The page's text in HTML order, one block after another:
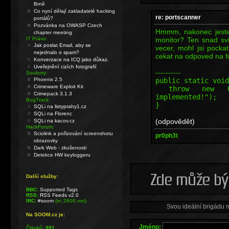
re: portscanner
Hmmm, nakonec
monitor? Ten snad
vecer, mohl jsi
cekat na odpoved na
----------
public static
throw new
implemented!");
}
(odpovědět)
pr0ph3t
Svou ideální brigádu
Jméno:
Brně
Co nyní dělají zakladatelé hacking
portálů?
Pozvánka na OWASP Czech
chapter meeting
IT Právo:
Jak poslat Email, aby se
nejednalo o spam?
Konverzace na ICQ jako důkaz.
Uveřejnění cizích fotografií
Soubory:
Phoenix 2.5
Crimeware Exploit Kit
Crimepack 3.1.3
BugTrack:
SQLi na listyprahy1.cz
SQLi na Florenc
SQLi na kacov.cz
HackForum:
Sciolink a pořizování screenshotu
obrazovky
Dark Web - zkušenosti
Detekce HW keyloggeru
Další služby:
BBC: Supported Tags
RSS: RSS Feeds v2.0
IRC: #soom(irc.2600.net)
Na SOOM.cz je:
Článků:991